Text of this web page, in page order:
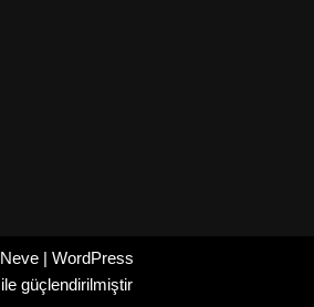
Neve| WordPress
ile güçlendirilmiştir